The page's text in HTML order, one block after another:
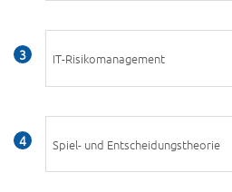
IT-Risikomanagement
Spiel- und Entscheidungstheorie